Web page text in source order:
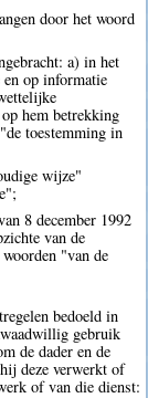
door het woord
a) in het
op informatie
hem betrekking
toestemming in
wijze"
8 december 1992
van de
"van de
bedoeld in
gebruik
de dader en de
deze verwerkt of
of van die dienst: